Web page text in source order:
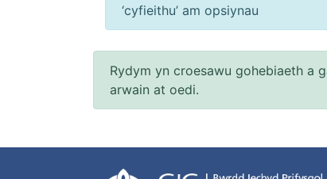
‘cyfieithu’ am opsiynau
Rydym yn croesawu gohebiaeth a
arwain at oedi.